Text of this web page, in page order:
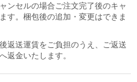
ンセルの場合ご注文完了後のキャ
す。梱包後の追加・変更はできま
返送運賃をご負担のうえ、ご返送
返金いたします。